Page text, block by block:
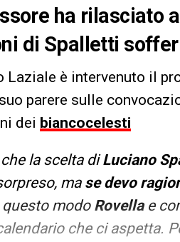
ha rilasciato
di Spalletti
Laziale è intervenuto il
parere sulle
dei biancocelesti
la scelta diLuciano
ma se devo
modo Rovella e
che ci aspetta.